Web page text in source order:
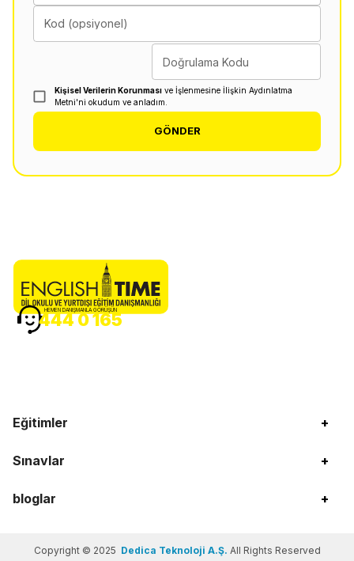
Kod (opsiyonel)
Doğrulama Kodu
Kişisel Verilerin Korunması ve İşlenmesine İlişkin Aydınlatma
Metni'ni okudum ve anladım.
GÖNDER
Eğitimler +
Sınavlar +
bloglar +
HEMEN DANIŞMANLA GÖRÜŞÜN
444 0 165
Copyright © 2025 Dedica Teknoloji A.Ş. All Rights Reserved